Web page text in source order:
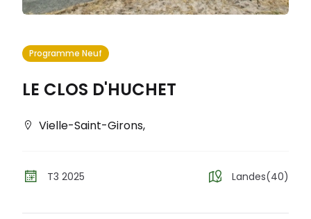
Programme Neuf
LE CLOS D'HUCHET
Vielle-Saint-Girons,
T3 2025 Landes(40)